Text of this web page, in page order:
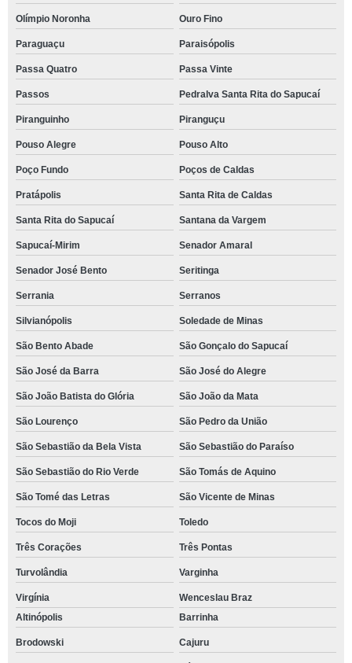
Olímpio Noronha Ouro Fino
Paraguaçu Paraisópolis
Passa Quatro Passa Vinte
Passos Pedralva Santa Rita do Sapucaí
Piranguinho Piranguçu
Pouso Alegre Pouso Alto
Poço Fundo Poços de Caldas
Pratápolis Santa Rita de Caldas
Santa Rita do Sapucaí Santana da Vargem
Sapucaí-Mirim Senador Amaral
Senador José Bento Seritinga
Serrania Serranos
Silvianópolis Soledade de Minas
São Bento Abade São Gonçalo do Sapucaí
São José da Barra São José do Alegre
São João Batista do Glória São João da Mata
São Lourenço São Pedro da União
São Sebastião da Bela Vista São Sebastião do Paraíso
São Sebastião do Rio Verde São Tomás de Aquino
São Tomé das Letras São Vicente de Minas
Tocos do Moji Toledo
Três Corações Três Pontas
Turvolândia Varginha
Virgínia
Wenceslau Braz
Altinópolis
Barrinha
Brodowski Cajuru